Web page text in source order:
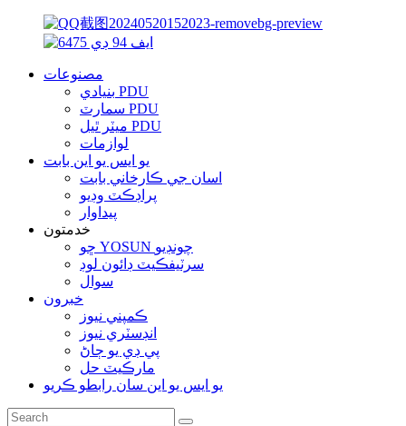
مصنوعات
بنيادي PDU
سمارٽ PDU
ميٽر ٿيل PDU
لوازمات
يو ايس يو اين بابت
اسان جي ڪارخاني بابت
پراڊڪٽ وڊيو
پيداوار
خدمتون
ڇو YOSUN چونڊيو
سرٽيفڪيٽ ڊائون لوڊ
سوال
خبرون
ڪمپني نيوز
انڊسٽري نيوز
پي ڊي يو ڄاڻ
مارڪيٽ حل
يو ايس يو اين سان رابطو ڪريو